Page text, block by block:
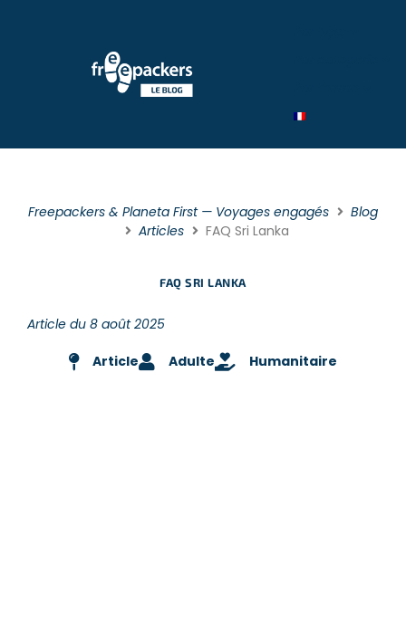
Freepackers & Planeta First — Voyages engagés
Blog
Articles
FAQ Sri Lanka
FAQ SRI LANKA
Article du 8 août 2025
Article Adulte Humanitaire